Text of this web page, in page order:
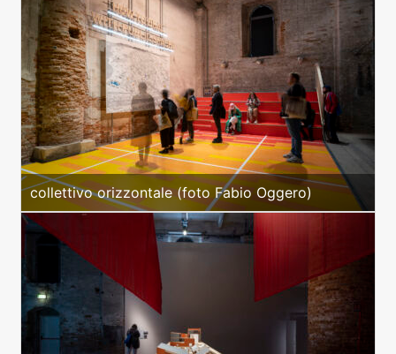
collettivo orizzontale (foto Fabio Oggero)